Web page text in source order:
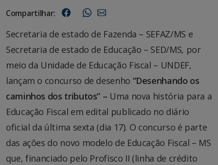
Compartilhar:
Secretaria de estado de Fazenda – SEFAZ/MS e
Secretaria de estado de Educação – SED/MS, por
meio da Unidade de Educação Fiscal – UNDEF,
lançam o concurso de desenho “Desenhando os
caminhos dos tributos” – Uma nova história para a
Educação Fiscal em edital publicado no diário
oficial da última sexta (dia 17). O concurso é parte
das ações do novo modelo de Educação Fiscal – MS
que, financiado pelo Profisco II (linha de crédito